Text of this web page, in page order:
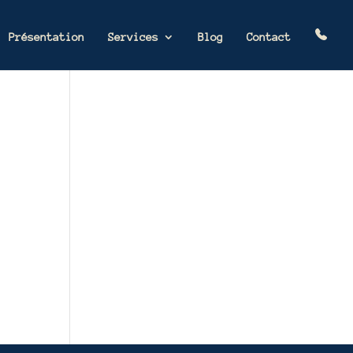
Présentation Services Blog Contact